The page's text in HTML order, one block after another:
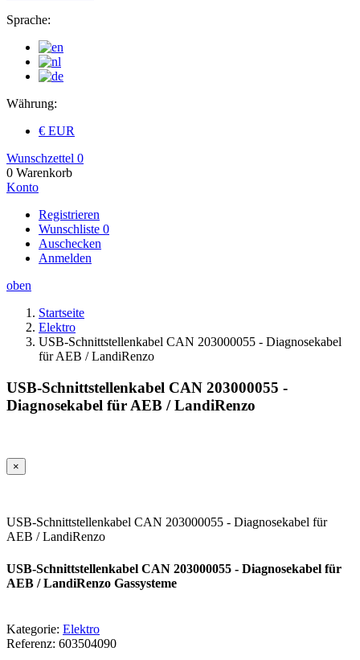
Sprache:
Währung:
€ EUR
Wunschzettel 0
0 Warenkorb
Konto
Registrieren
Wunschliste 0
Auschecken
Anmelden
oben
Startseite
Elektro
USB-Schnittstellenkabel CAN 203000055 - Diagnosekabel
für AEB / LandiRenzo
USB-Schnittstellenkabel CAN 203000055 -
Diagnosekabel für AEB / LandiRenzo
×
USB-Schnittstellenkabel CAN 203000055 - Diagnosekabel für
AEB / LandiRenzo
USB-Schnittstellenkabel CAN 203000055 - Diagnosekabel für
AEB / LandiRenzo Gassysteme
Kategorie: Elektro
Referenz: 603504090